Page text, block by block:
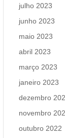
julho 2023
junho 2023
maio 2023
abril 2023
março 2023
janeiro 2023
dezembro
novembro
outubro 2022